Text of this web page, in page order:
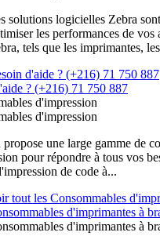
solutions logicielles Zebra
les performances de vos
tels que les imprimantes,
d'aide ? (+216) 71 750 887
? (+216) 71 750 887
d'impression
d'impression
propose une large gamme de
pour répondre à tous vos
de code à...
tout les Consommables
d'imprimantes à
d'imprimantes à